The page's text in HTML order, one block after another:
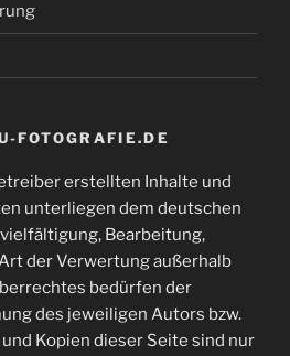
FOTOGRAFIE.DE
erstellten Inhalte und
unterliegen dem deutschen
Bearbeitung,
der Verwertung außerhalb
bedürfen der
des jeweiligen Autors bzw.
Kopien dieser Seite sind nur